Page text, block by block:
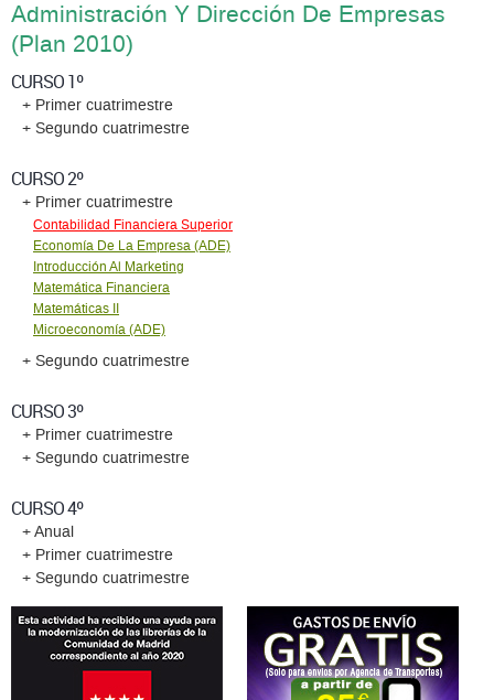
Administración Y Dirección De Empresas
(Plan 2010)
CURSO 1º
+ Primer cuatrimestre
+ Segundo cuatrimestre
CURSO 2º
+ Primer cuatrimestre
Contabilidad Financiera Superior
Economía De La Empresa (ADE)
Introducción Al Marketing
Matemática Financiera
Matemáticas II
Microeconomía (ADE)
+ Segundo cuatrimestre
CURSO 3º
+ Primer cuatrimestre
+ Segundo cuatrimestre
CURSO 4º
+ Anual
+ Primer cuatrimestre
+ Segundo cuatrimestre